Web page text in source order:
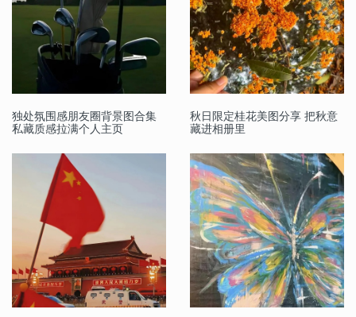
独处氛围感朋友圈背景图合集
私藏质感拉满个人主页
秋日限定桂花美图分享 把秋意
藏进相册里